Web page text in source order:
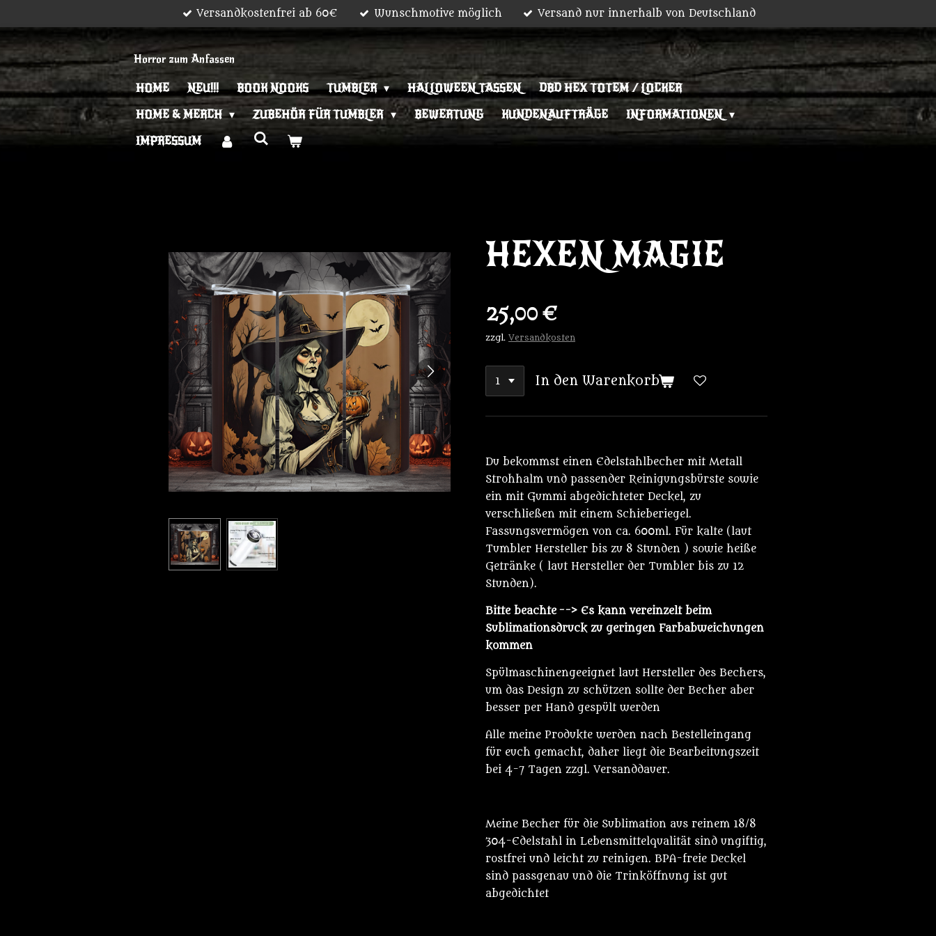
springen
Versandkostenfrei ab 60€ Wunschmotive möglich Versand nur innerhalb von Deutschland
Horror zum Anfassen
HOME NEU!!! BOOK NOOKS TUMBLER HALLOWEEN TASSEN
DBD HEX TOTEM / LOCKER
HOME & MERCH
ZUBEHÖR FÜR TUMBLER BEWERTUNG KUNDENAUFTRÄGE
INFORMATIONEN
IMPRESSUM
HEXEN MAGIE
25,00 €
zzgl. Versandkosten
In den Warenkorb
Du bekommst einen Edelstahlbecher mit Metall
Strohhalm und passender Reinigungsbürste sowie
ein mit Gummi abgedichteter Deckel, zu
verschließen mit einem Schieberiegel.
Fassungsvermögen von ca. 600ml. Für kalte (laut
Tumbler Hersteller bis zu 8 Stunden ) sowie heiße
Getränke ( laut Hersteller der Tumbler bis zu 12
Stunden).
Bitte beachte --> Es kann vereinzelt beim
Sublimationsdruck zu geringen Farbabweichungen
kommen
Spülmaschinengeeignet laut Hersteller des Bechers,
um das Design zu schützen sollte der Becher aber
besser per Hand gespült werden
Alle meine Produkte werden nach Bestelleingang
für euch gemacht, daher liegt die Bearbeitungszeit
bei 4-7 Tagen zzgl. Versanddauer.
Meine Becher für die Sublimation aus reinem 18/8
304-Edelstahl in Lebensmittelqualität sind ungiftig,
rostfrei und leicht zu reinigen. BPA-freie Deckel
sind passgenau und die Trinköffnung ist gut
abgedichtet